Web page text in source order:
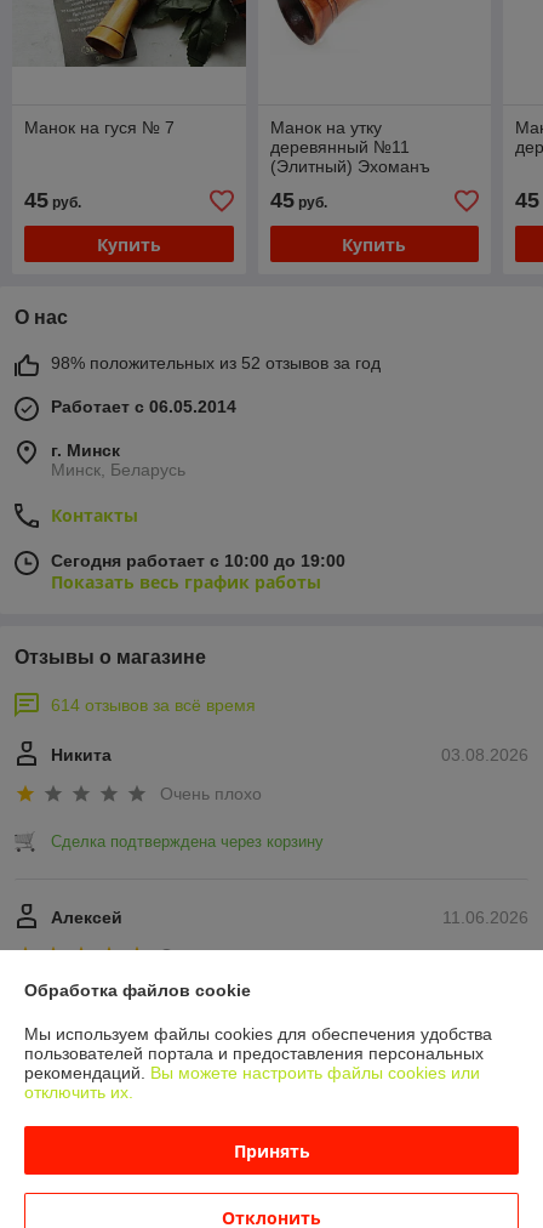
Манок на гуся № 7
45 руб.
Купить
Манок на утку
деревянный №11
(Элитный) Эхоманъ
45руб.
Купить
45
О нас
98% положительных из 52 отзывов за год
Работает с 06.05.2014
г. Минск
Минск, Беларусь
Контакты
Сегодня работает с 10:00 до 19:00
Показать весь график работы
Отзывы о магазине
614 отзывов за всё время
03.08.2026
Никита
Очень плохо
Сделка подтверждена через корзину
11.06.2026
Алексей
Отлично
Показать все отзывы
О нас
Доставка и оплата
Обработка файлов cookie
Мы используем файлы cookies для обеспечения удобства
пользователей портала и предоставления персональных
рекомендаций. Вы можете настроить файлы cookies или
отключить их.
Принять
Отклонить